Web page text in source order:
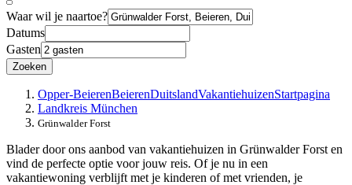
Waar wil je naartoe?
Datums
Gasten
Zoeken
Opper-BeierenBeierenDuitslandVakantiehuizenStartpagina
Landkreis München
Grünwalder Forst
Blader door ons aanbod van vakantiehuizen in Grünwalder Forst en
vind de perfecte optie voor jouw reis. Of je nu in een
vakantiewoning verblijft met je kinderen of met vrienden, je